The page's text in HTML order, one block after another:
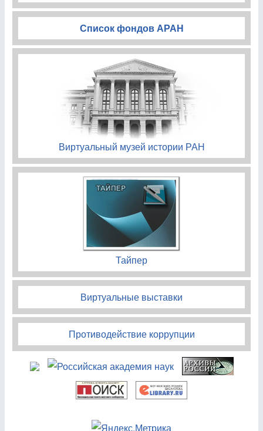
Список фондов АРАН
Виртуальный музей истории РАН
Тайпер
Виртуальные выставки
Противодействие коррупции